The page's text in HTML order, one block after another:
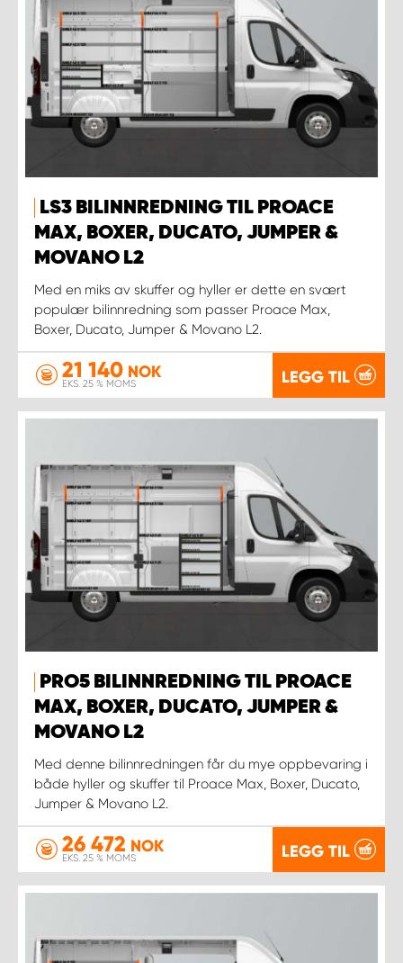
LS3 BILINNREDNING TIL PROACE
MAX, BOXER, DUCATO, JUMPER &
MOVANO L2
Med en miks av skuffer og hyller er dette en svært
populær bilinnredning som passer Proace Max,
Boxer, Ducato, Jumper & Movano L2.
21 140 NOK
EKS. 25 % MOMS LEGG TIL
PRO5 BILINNREDNING TIL PROACE
MAX, BOXER, DUCATO, JUMPER &
MOVANO L2
Med denne bilinnredningen får du mye oppbevaring i
både hyller og skuffer til Proace Max, Boxer, Ducato,
Jumper & Movano L2.
26 472 NOK
EKS. 25 % MOMS LEGG TIL